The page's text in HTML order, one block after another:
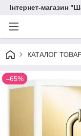
Інтернет-магазин
КАТАЛОГ
–65%